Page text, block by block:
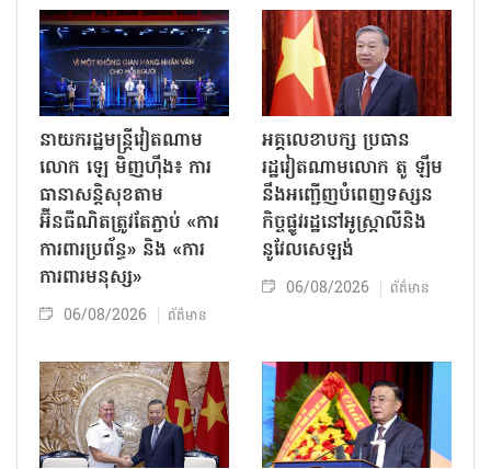
នាយករដ្ឋមន្ត្រីវៀតណាម
លោក ឡេ មិញហ៊ឹង៖ ការ
ធានាសន្តិសុខតាម
អ៊ីនធឺណិតត្រូវតែភ្ជាប់ «ការ
ការពារប្រព័ន្ធ» និង «ការ
ការពារមនុស្ស»
06/08/2026 ព័ត៌មាន
អគ្គលេខាបក្ស ប្រធាន
រដ្ឋវៀតណាមលោក តូ ឡឹម
នឹងអញ្ជើញបំពេញទស្សន
កិច្ចផ្លូវរដ្ឋនៅអូស្ត្រាលីនិង
នូវែលសេឡង់
06/08/2026 ព័ត៌មាន